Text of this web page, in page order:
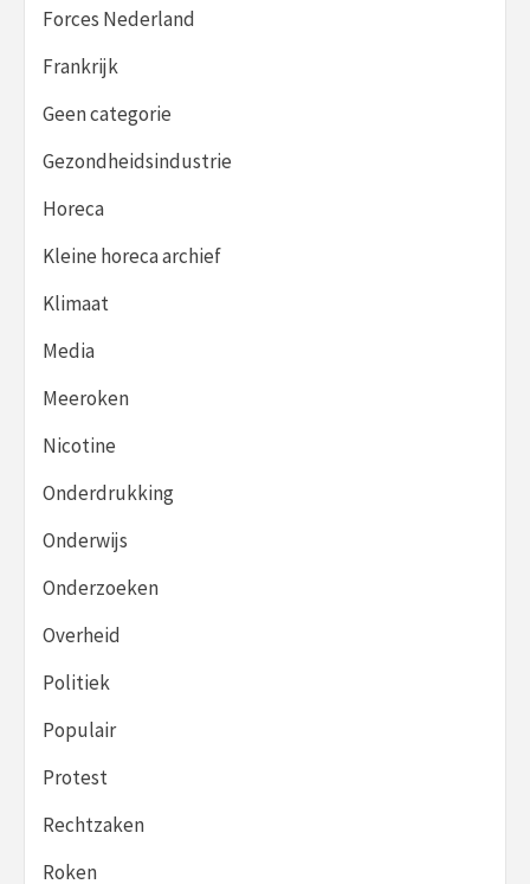
Forces Nederland
Frankrijk
Geen categorie
Gezondheidsindustrie
Horeca
Kleine horeca archief
Klimaat
Media
Meeroken
Nicotine
Onderdrukking
Onderwijs
Onderzoeken
Overheid
Politiek
Populair
Protest
Rechtzaken
Roken